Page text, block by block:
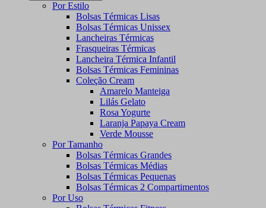
Por Estilo
Bolsas Térmicas Lisas
Bolsas Térmicas Unissex
Lancheiras Térmicas
Frasqueiras Térmicas
Lancheira Térmica Infantil
Bolsas Térmicas Femininas
Coleção Cream
Amarelo Manteiga
Lilás Gelato
Rosa Yogurte
Laranja Papaya Cream
Verde Mousse
Por Tamanho
Bolsas Térmicas Grandes
Bolsas Térmicas Médias
Bolsas Térmicas Pequenas
Bolsas Térmicas 2 Compartimentos
Por Uso